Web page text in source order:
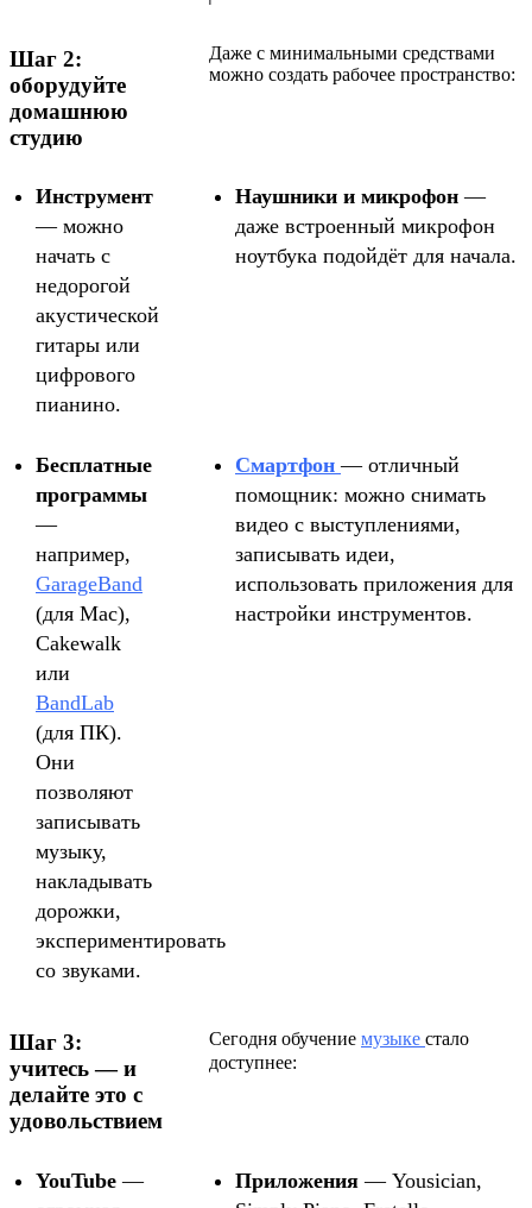
Шаг 2:
оборудуйте
домашнюю
студию
Даже с минимальными средствами
можно создать рабочее пространство:
Инструмент
— можно
начать с
недорогой
акустической
гитары или
цифрового
пианино.
Наушники и микрофон —
даже встроенный микрофон
ноутбука подойдёт для начала.
Бесплатные
программы
—
например,
GarageBand
(для Mac),
Cakewalk
или
BandLab
(для ПК).
Они
позволяют
записывать
музыку,
накладывать
дорожки,
экспериментировать
со звуками.
Смартфон — отличный
помощник: можно снимать
видео с выступлениями,
записывать идеи,
использовать приложения для
настройки инструментов.
Шаг 3:
учитесь — и
делайте это с
удовольствием
Сегодня обучение музыке стало
доступнее:
YouTube —
Приложения — Yousician,